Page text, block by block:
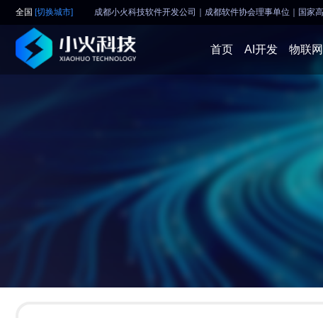
全国 [切换城市] 成都小火科技软件开发公司｜成都软件协会理事单位 国家
首页 AI开发 物联